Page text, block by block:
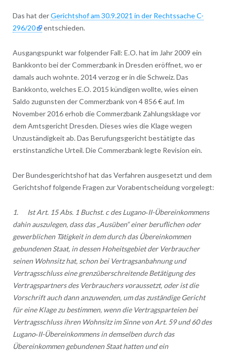
Das hat derGerichtshof am 30.9.2021 in der Rechtssache C-
296/20
entschieden.
Ausgangspunkt war folgender Fall: E.O. hat im Jahr 2009 ein
Bankkonto bei der Commerzbank in Dresden eröffnet, wo er
damals auch wohnte. 2014 verzog er in die Schweiz. Das
Bankkonto, welches E.O. 2015 kündigen wollte, wies einen
Saldo zugunsten der Commerzbank von 4 856 € auf. Im
November 2016 erhob die Commerzbank Zahlungsklage vor
dem Amtsgericht Dresden. Dieses wies die Klage wegen
Unzuständigkeit ab. Das Berufungsgericht bestätigte das
erstinstanzliche Urteil. Die Commerzbank legte Revision ein.
Der Bundesgerichtshof hat das Verfahren ausgesetzt und dem
Gerichtshof folgende Fragen zur Vorabentscheidung vorgelegt:
1. Ist Art. 15 Abs. 1 Buchst. c des Lugano‑II-Übereinkommens
dahin auszulegen, dass das „Ausüben“ einer beruflichen oder
gewerblichen Tätigkeit in dem durch das Übereinkommen
gebundenen Staat, in dessen Hoheitsgebiet der Verbraucher
seinen Wohnsitz hat, schon bei Vertragsanbahnung und
Vertragsschluss eine grenzüberschreitende Betätigung des
Vertragspartners des Verbrauchers voraussetzt, oder ist die
Vorschrift auch dann anzuwenden, um das zuständige Gericht
für eine Klage zu bestimmen, wenn die Vertragsparteien bei
Vertragsschluss ihren Wohnsitz im Sinne von Art. 59 und 60 des
Lugano‑II-Übereinkommens in demselben durch das
Übereinkommen gebundenen Staat hatten und ein